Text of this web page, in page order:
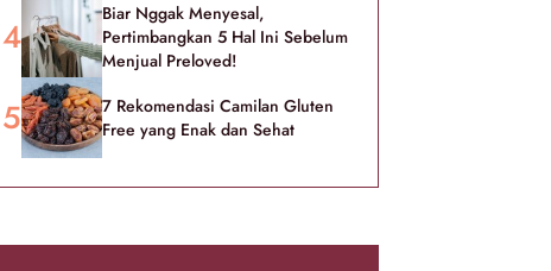
Biar Nggak Menyesal,
Pertimbangkan 5 Hal Ini Sebelum
Menjual Preloved!
7 Rekomendasi Camilan Gluten
Free yang Enak dan Sehat